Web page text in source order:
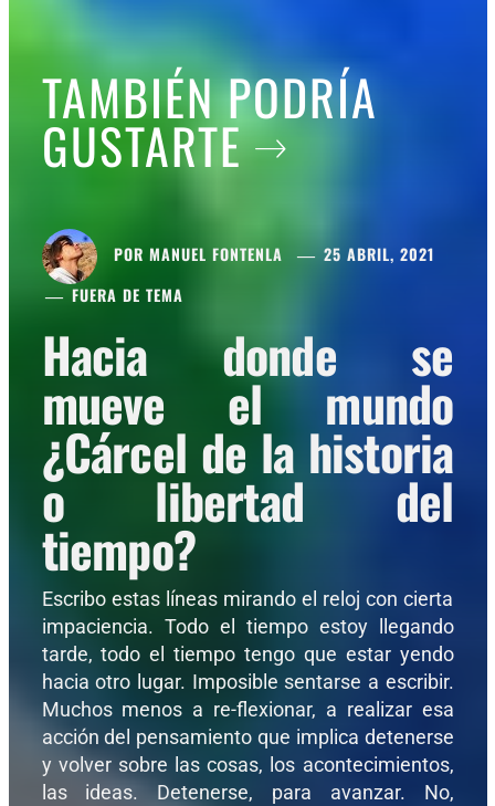
TAMBIÉN PODRÍA
GUSTARTE
POR MANUEL FONTENLA
25 ABRIL, 2021
FUERA DE TEMA
Hacia donde se
mueve el mundo
¿Cárcel de la historia
o libertad del
tiempo?
Escribo estas líneas mirando el reloj con cierta
impaciencia. Todo el tiempo estoy llegando
tarde, todo el tiempo tengo que estar yendo
hacia otro lugar. Imposible sentarse a escribir.
Muchos menos a re-flexionar, a realizar esa
acción del pensamiento que implica detenerse
y volver sobre las cosas, los acontecimientos,
las ideas. Detenerse, para avanzar. No,